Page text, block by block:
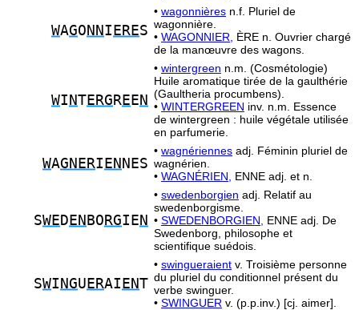
WAGO NN I ERES
• wagonnières n.f. Pluriel de
wagonnière.
• WAGONNIER,
ÈRE n. Ouvrier chargé
de la manœuvre des wagons.
WI NTERG RE E N
• wintergreen n.m. (Cosmétologie)
Huile aromatique tirée de la gaulthérie
(Gaultheria procumbens).
• WINTERGREEN inv. n.m. Essence
de wintergreen : huile végétale utilisée
en parfumerie.
WAGNERI EN NES
• wagnériennes adj. Féminin pluriel de
wagnérien.
• WAGNÉRIEN, ENNE adj. et n.
SWE D EN BO RGIE N
• swedenborgien adj. Relatif au
swedenborgisme.
• SWEDENBORGIEN,
ENNE adj. De
Swedenborg, philosophe et
scientifique suédois.
SWI NGU ERAI ENT
• swingueraient v. Troisième personne
du pluriel du conditionnel présent du
verbe swinguer.
• SWINGUER v. (p.p.inv.) [cj. aimer].